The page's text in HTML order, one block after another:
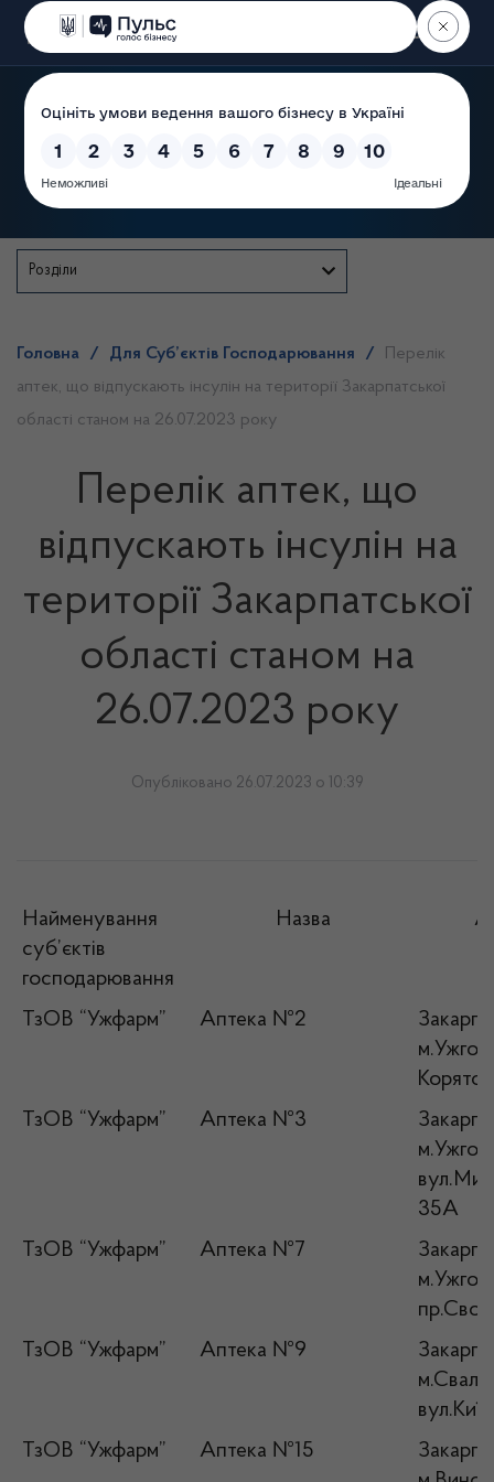
Пошук
Розділи
Головна / Для Суб’єктів Господарювання /
Перелік
аптек, що відпускають інсулін на території Закарпатської
області станом на 26.07.2023 року
Перелік аптек, що
відпускають інсулін на
території Закарпатської
області станом на
26.07.2023 року
Опубліковано 26.07.2023 о 10:39
Найменування
суб’єктів
господарювання
Назва
ТзОВ “Ужфарм” Аптека №2
ТзОВ “Ужфарм”
Аптека №3
35А
ТзОВ “Ужфарм”
Аптека №7
ТзОВ “Ужфарм”
Аптека №9
ТзОВ “Ужфарм”
Аптека №15